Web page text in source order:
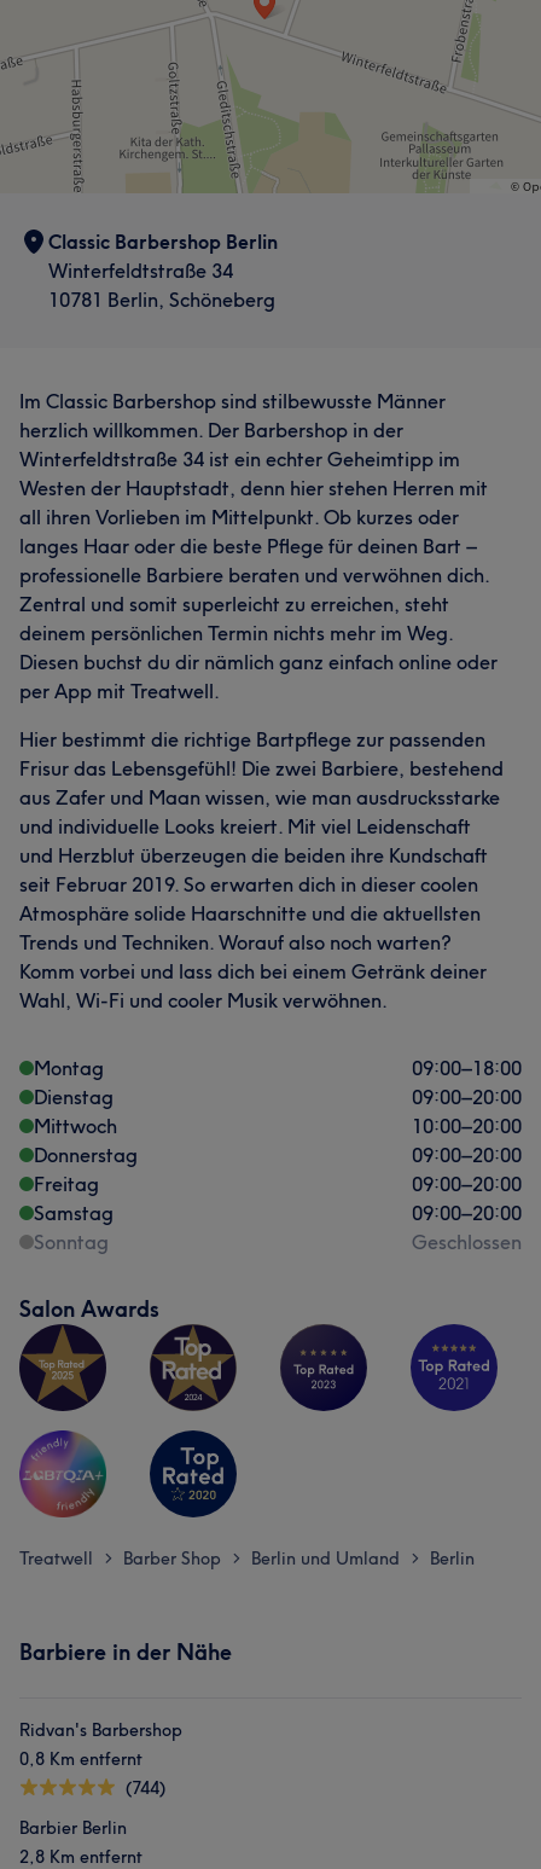
Professionell Gründlich 25
Kompetent
Classic Barbershop Berlin
Winterfeldtstraße 34
10781 Berlin, Schöneberg
Im Classic Barbershop sind stilbewusste Männer
herzlich willkommen. Der Barbershop in der
Winterfeldtstraße 34 ist ein echter Geheimtipp im
Westen der Hauptstadt, denn hier stehen Herren mit
all ihren Vorlieben im Mittelpunkt. Ob kurzes oder
langes Haar oder die beste Pflege für deinen Bart –
professionelle Barbiere beraten und verwöhnen dich.
Zentral und somit superleicht zu erreichen, steht
deinem persönlichen Termin nichts mehr im Weg.
Diesen buchst du dir nämlich ganz einfach online oder
per App mit Treatwell.
Hier bestimmt die richtige Bartpflege zur passenden
Frisur das Lebensgefühl! Die zwei Barbiere, bestehend
aus Zafer und Maan wissen, wie man ausdrucksstarke
und individuelle Looks kreiert. Mit viel Leidenschaft
und Herzblut überzeugen die beiden ihre Kundschaft
seit Februar 2019. So erwarten dich in dieser coolen
Atmosphäre solide Haarschnitte und die aktuellsten
Trends und Techniken. Worauf also noch warten?
Komm vorbei und lass dich bei einem Getränk deiner
Wahl, Wi-Fi und cooler Musik verwöhnen.
Montag 09:00–18:00
Dienstag
09:00–20:00
Mittwoch
10:00–20:00
Donnerstag
09:00–20:00
Freitag
09:00–20:00
Samstag
09:00–20:00
Sonntag
Geschlossen
Salon Awards
Treatwell > Barber Shop > Berlin und Umland > Berlin
Barbiere in der Nähe
Ridvan's Barbershop
0,8 Km entfernt
(744)
Barbier Berlin
2,8 Km entfernt